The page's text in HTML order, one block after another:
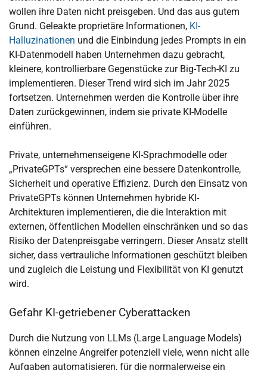
wollen ihre Daten nicht preisgeben. Und das aus gutem
Grund. Geleakte proprietäre Informationen, KI-
Halluzinationen und die Einbindung jedes Prompts in ein
KI-Datenmodell haben Unternehmen dazu gebracht,
kleinere, kontrollierbare Gegenstücke zur Big-Tech-KI zu
implementieren. Dieser Trend wird sich im Jahr 2025
fortsetzen. Unternehmen werden die Kontrolle über ihre
Daten zurückgewinnen, indem sie private KI-Modelle
einführen.
Private, unternehmenseigene KI-Sprachmodelle oder
„PrivateGPTs“ versprechen eine bessere Datenkontrolle,
Sicherheit und operative Effizienz. Durch den Einsatz von
PrivateGPTs können Unternehmen hybride KI-
Architekturen implementieren, die die Interaktion mit
externen, öffentlichen Modellen einschränken und so das
Risiko der Datenpreisgabe verringern. Dieser Ansatz stellt
sicher, dass vertrauliche Informationen geschützt bleiben
und zugleich die Leistung und Flexibilität von KI genutzt
wird.
Gefahr KI-getriebener Cyberattacken
Durch die Nutzung von LLMs (Large Language Models)
können einzelne Angreifer potenziell viele, wenn nicht alle
Aufgaben automatisieren, für die normalerweise ein